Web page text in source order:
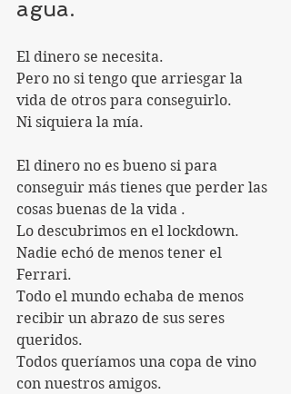
agua.
El dinero se necesita.
Pero no si tengo que arriesgar la
vida de otros para conseguirlo.
Ni siquiera la mía.
El dinero no es bueno si para
conseguir más tienes que perder las
cosas buenas de la vida .
Lo descubrimos en el lockdown.
Nadie echó de menos tener el
Ferrari.
Todo el mundo echaba de menos
recibir un abrazo de sus seres
queridos.
Todos queríamos una copa de vino
con nuestros amigos.